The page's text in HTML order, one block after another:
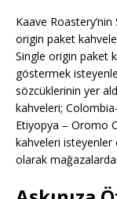
Kaave Roastery’nin
origin paket
Single origin paket
göstermek
sözcüklerinin yer
kahveleri;
Etiyopya – Oromo
kahveleri
olarak